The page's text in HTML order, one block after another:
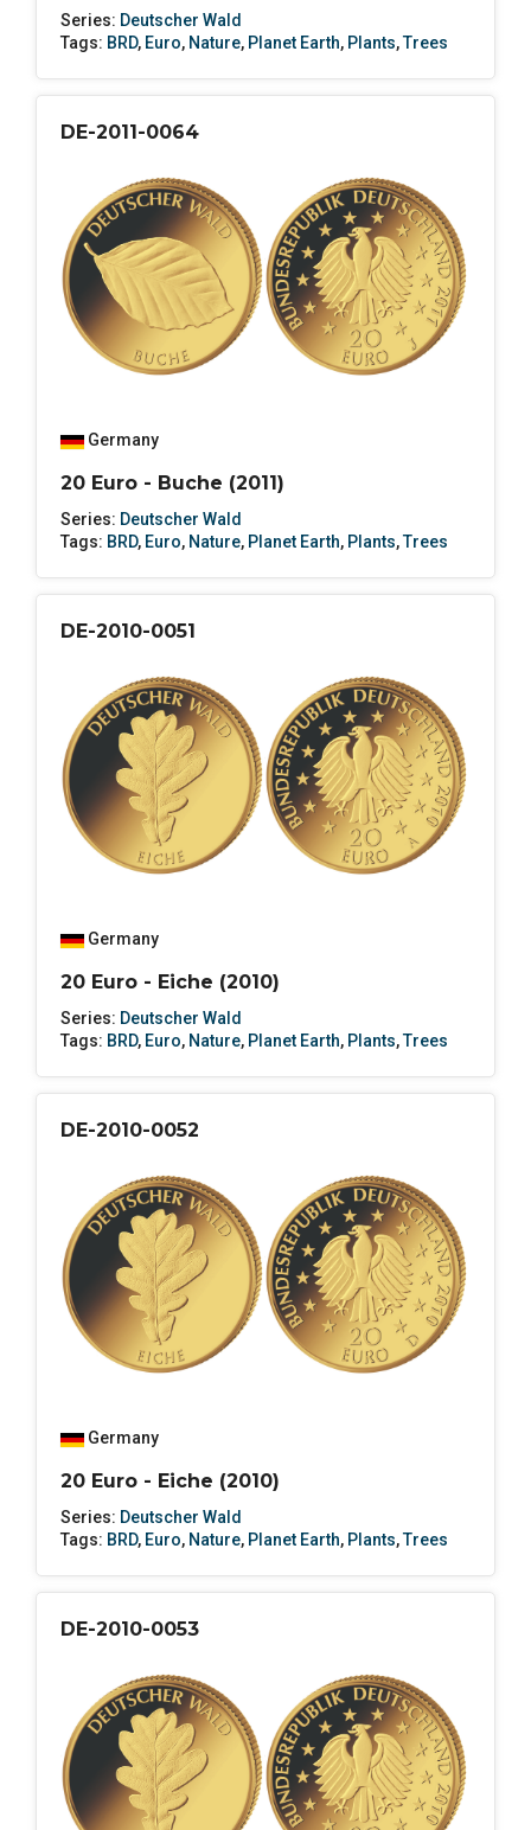
Series: Deutscher Wald
Tags: BRD, Euro, Nature, Planet Earth, Plants,Trees
DE-2011-0064
Germany
20 Euro - Buche (2011)
Series: Deutscher Wald
Tags: BRD, Euro, Nature, Planet Earth, Plants,Trees
DE-2010-0051
Germany
20 Euro - Eiche (2010)
Series: Deutscher Wald
Tags: BRD, Euro, Nature, Planet Earth, Plants,Trees
DE-2010-0052
Germany
20 Euro - Eiche (2010)
Series: Deutscher Wald
Tags: BRD, Euro, Nature, Planet Earth, Plants,Trees
DE-2010-0053